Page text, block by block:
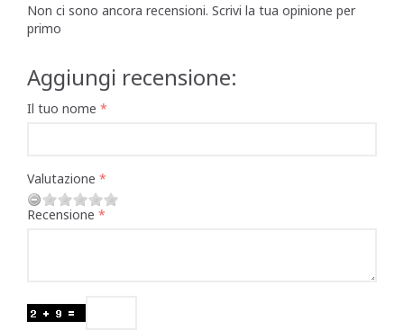
Non ci sono ancora recensioni. Scrivi la tua opinione per
primo
Aggiungi recensione:
Il tuo nome
Valutazione
Recensione